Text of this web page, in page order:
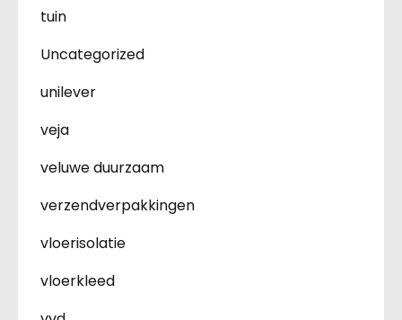
tuin
Uncategorized
unilever
veja
veluwe duurzaam
verzendverpakkingen
vloerisolatie
vloerkleed